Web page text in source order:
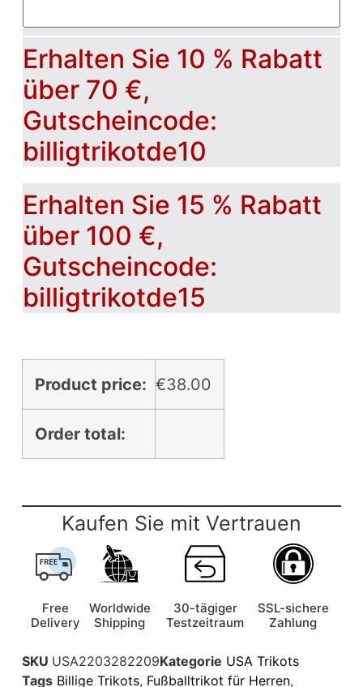
Erhalten Sie 10 % Rabatt
über 70 €,
Gutscheincode:
billigtrikotde10
Erhalten Sie 15 % Rabatt
über 100 €,
Gutscheincode:
billigtrikotde15
Product price: €38.00
Order total:
Kaufen Sie mit Vertrauen
Free
Delivery
Worldwide
Shipping
30-tägiger
Testzeitraum
SSL-sichere
Zahlung
SKU USA2203282209Kategorie USA Trikots
Tags Billige Trikots, Fußballtrikot für Herren,